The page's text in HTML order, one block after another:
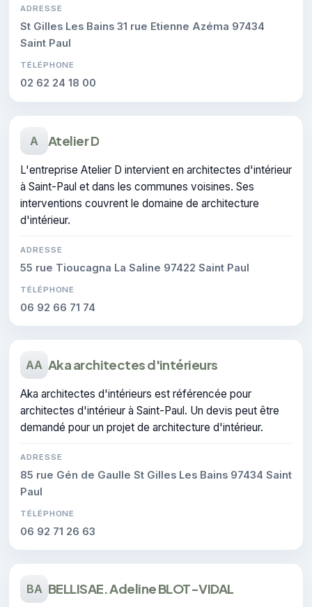
ADRESSE
St Gilles Les Bains 31 rue Etienne Azéma 97434
Saint Paul
TÉLÉPHONE
02 62 24 18 00
A Atelier D
L'entreprise Atelier D intervient en architectes d'intérieur
à Saint-Paul et dans les communes voisines. Ses
interventions couvrent le domaine de architecture
d'intérieur.
ADRESSE
55 rue Tioucagna La Saline 97422 Saint Paul
TÉLÉPHONE
06 92 66 71 74
AA Aka architectes d'intérieurs
Aka architectes d'intérieurs est référencée pour
architectes d'intérieur à Saint-Paul. Un devis peut être
demandé pour un projet de architecture d'intérieur.
ADRESSE
85 rue Gén de Gaulle St Gilles Les Bains 97434 Saint
Paul
TÉLÉPHONE
06 92 71 26 63
BA BELLISAE. Adeline BLOT-VIDAL